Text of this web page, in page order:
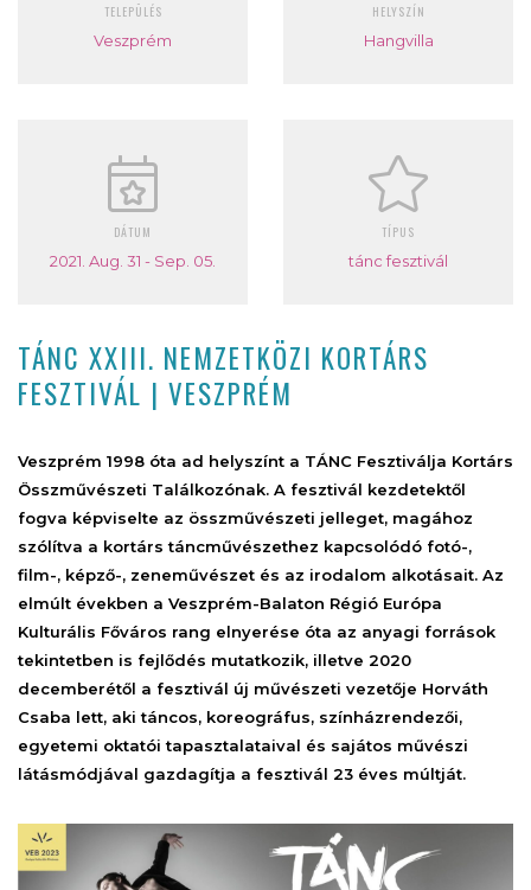
TELEPÜLÉS
Veszprém
HELYSZÍN
Hangvilla
DÁTUM
2021. Aug. 31 - Sep. 05.
TÍPUS
tánc fesztivál
TÁNC XXIII. NEMZETKÖZI KORTÁRS
FESZTIVÁL | VESZPRÉM
Veszprém 1998 óta ad helyszínt a TÁNC Fesztiválja Kortárs
Összművészeti Találkozónak. A fesztivál kezdetektől
fogva képviselte az összművészeti jelleget, magához
szólítva a kortárs táncművészethez kapcsolódó fotó-,
film-, képző-, zeneművészet és az irodalom alkotásait. Az
elmúlt években a Veszprém-Balaton Régió Európa
Kulturális Főváros rang elnyerése óta az anyagi források
tekintetben is fejlődés mutatkozik, illetve 2020
decemberétől a fesztivál új művészeti vezetője Horváth
Csaba lett, aki táncos, koreográfus, színházrendezői,
egyetemi oktatói tapasztalataival és sajátos művészi
látásmódjával gazdagítja a fesztivál 23 éves múltját.